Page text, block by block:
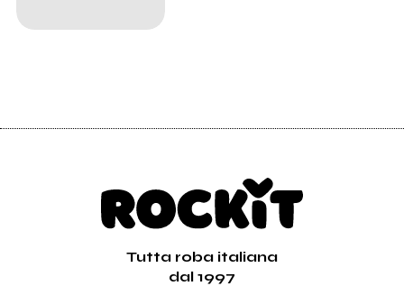
Tutta roba italiana
dal 1997